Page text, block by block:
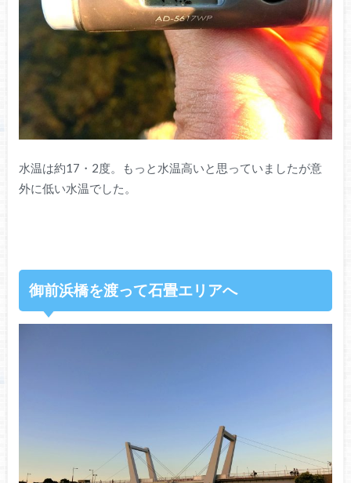
水温は約17・2度。もっと水温高いと思っていましたが意
外に低い水温でした。
御前浜橋を渡って石畳エリアへ